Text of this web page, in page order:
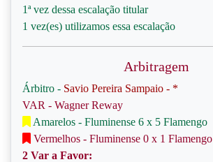
1ª vez dessa escalação titular
1 vez(es) utilizamos essa escalação
Arbitragem
Árbitro - Savio Pereira Sampaio - *
VAR - Wagner Reway
Amarelos - Fluminense 6 x 5 Flamengo
Vermelhos - Fluminense 0 x 1 Flamengo
2 Var a Favor: